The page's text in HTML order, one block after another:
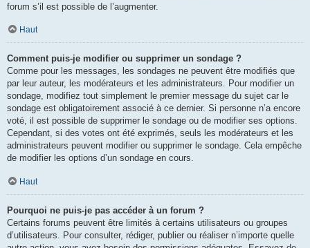
forum s’il est possible de l’augmenter.
Haut
Comment puis-je modifier ou supprimer un sondage ?
Comme pour les messages, les sondages ne peuvent être modifiés que
par leur auteur, les modérateurs et les administrateurs. Pour modifier un
sondage, modifiez tout simplement le premier message du sujet car le
sondage est obligatoirement associé à ce dernier. Si personne n’a encore
voté, il est possible de supprimer le sondage ou de modifier ses options.
Cependant, si des votes ont été exprimés, seuls les modérateurs et les
administrateurs peuvent modifier ou supprimer le sondage. Cela empêche
de modifier les options d’un sondage en cours.
Haut
Pourquoi ne puis-je pas accéder à un forum ?
Certains forums peuvent être limités à certains utilisateurs ou groupes
d’utilisateurs. Pour consulter, rédiger, publier ou réaliser n’importe quelle